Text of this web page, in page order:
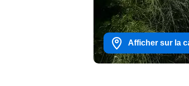
Afficher sur la